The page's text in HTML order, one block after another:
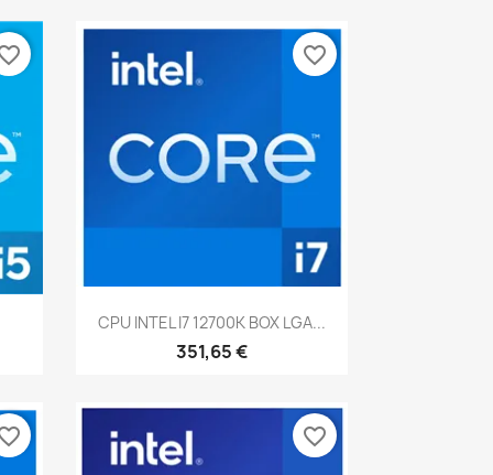
 Vista rápida
CPU INTEL I7 12700K BOX LGA...
351,65 €
favorite_border
favorite_border